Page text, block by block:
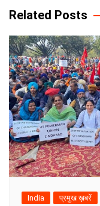
Related Posts
India प्रमुख ख़बरें